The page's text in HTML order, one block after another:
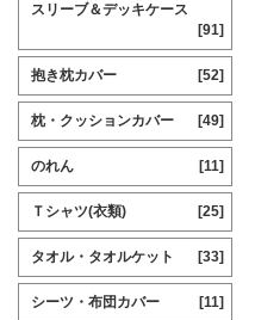
スリーブ＆デッキケース
[91]
抱き枕カバー [52]
枕・クッションカバー [49]
のれん [11]
Ｔシャツ(衣類) [25]
タオル・タオルケット [33]
シーツ・布団カバー [11]